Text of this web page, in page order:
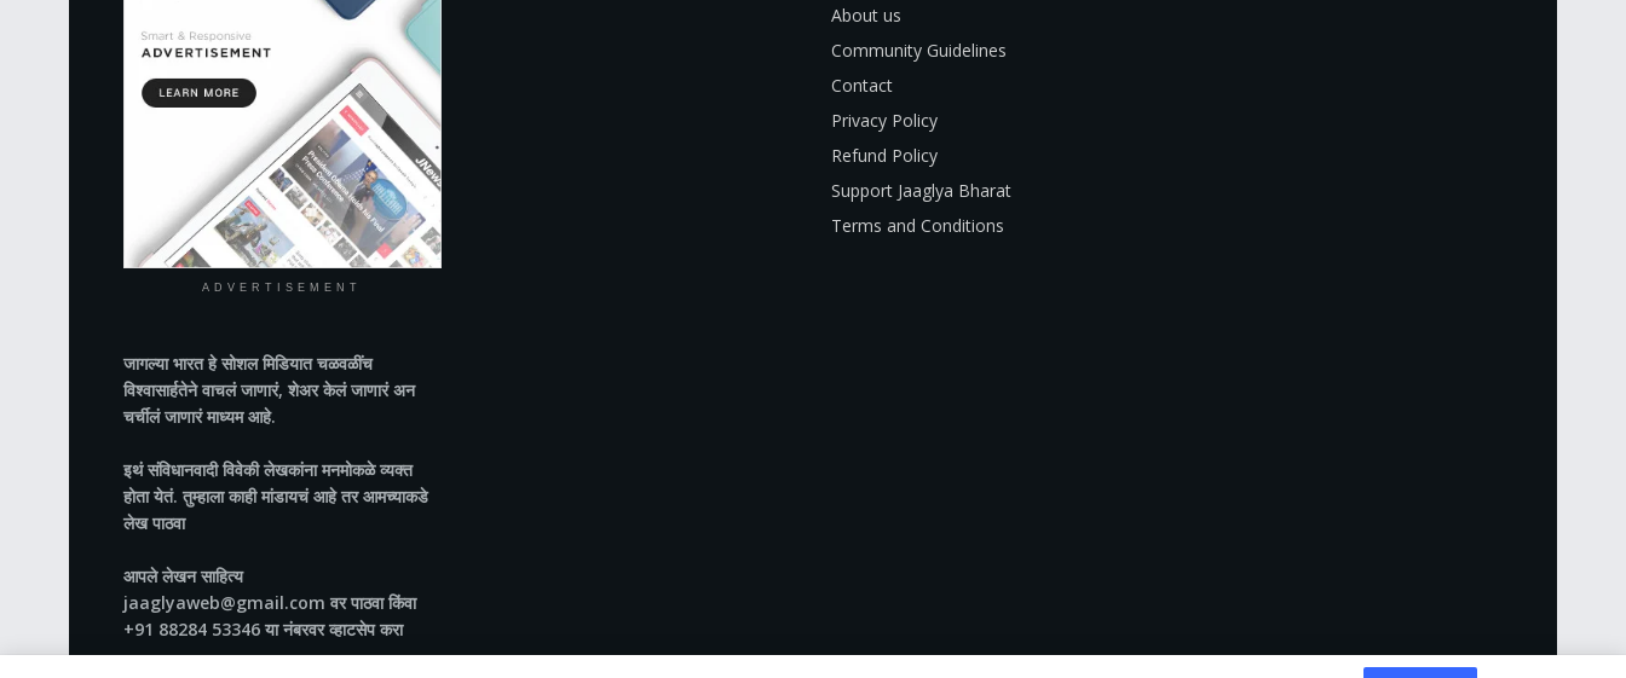
ADVERTISEMENT
जागल्या भारतहे सोशल मिडियात चळवळींच
विश्वासार्हतेने वाचलं जाणारं, शेअर केलं जाणारं अन
चर्चीलं जाणारं माध्यम आहे.
इथं संविधानवादी विवेकी लेखकांना मनमोकळे व्यक्त
होता येतं. तुम्हाला काही मांडायचं आहे तर आमच्याकडे
लेख पाठवा
आपले लेखन साहित्य
jaaglyaweb@gmail.com वर पाठवा किंवा
+91 88284 53346 या नंबरवर व्हाटसेप करा
About us
Community Guidelines
Contact
Privacy Policy
Refund Policy
Support Jaaglya Bharat
Terms and Conditions